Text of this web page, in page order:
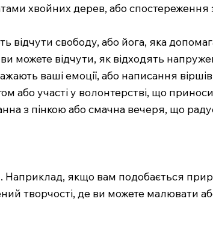
хвойних дерев, або
відчути свободу, або йога, яка
можете відчути, як відходять
ваші емоції, або написання
або участі у волонтерстві, що
з пінкою або смачна вечеря, що
Наприклад, якщо вам подобається
творчості, де ви можете малювати